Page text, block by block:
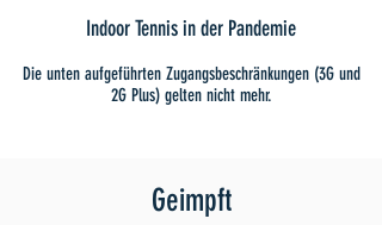
Indoor Tennis in der Pandemie
Die unten aufgeführten Zugangsbeschränkungen (3G und
2G Plus) gelten nicht mehr.
Geimpft